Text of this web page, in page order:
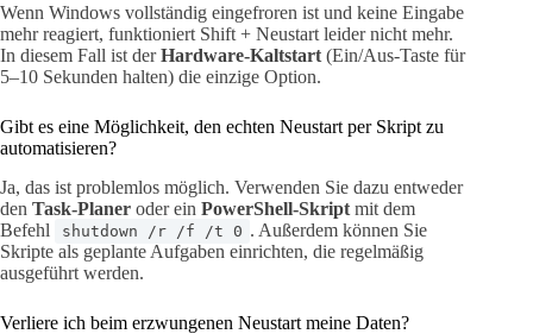
Wenn Windows vollständig eingefroren ist und keine Eingabe
mehr reagiert, funktioniert Shift + Neustart leider nicht mehr.
In diesem Fall ist derHardware-Kaltstart (Ein/Aus-Taste für
5–10 Sekunden halten) die einzige Option.
Gibt es eine Möglichkeit, den echten Neustart per Skript zu
automatisieren?
Ja, das ist problemlos möglich. Verwenden Sie dazu entweder
den Task-Planer oder ein PowerShell-Skript mit dem
Befehl
shutdown /r /f /t 0 . Außerdem können Sie
Skripte als geplante Aufgaben einrichten, die regelmäßig
ausgeführt werden.
Verliere ich beim erzwungenen Neustart meine Daten?